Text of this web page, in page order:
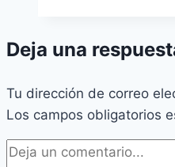
Deja una
Tu dirección de correo
Los campos obligatorios